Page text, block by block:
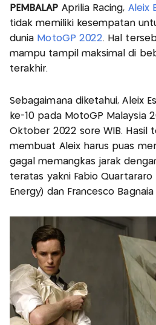
PEMBALAP Aprilia Racing, Aleix
tidak memiliki kesempatan
dunia MotoGP 2022. Hal
mampu tampil maksimal di
terakhir.
Sebagaimana diketahui, Aleix
ke-10 pada MotoGP Malaysia
Oktober 2022 sore WIB. Hasil
membuat Aleix harus puas
gagal memangkas jarak
teratas yakni Fabio Quartararo
Energy) dan Francesco